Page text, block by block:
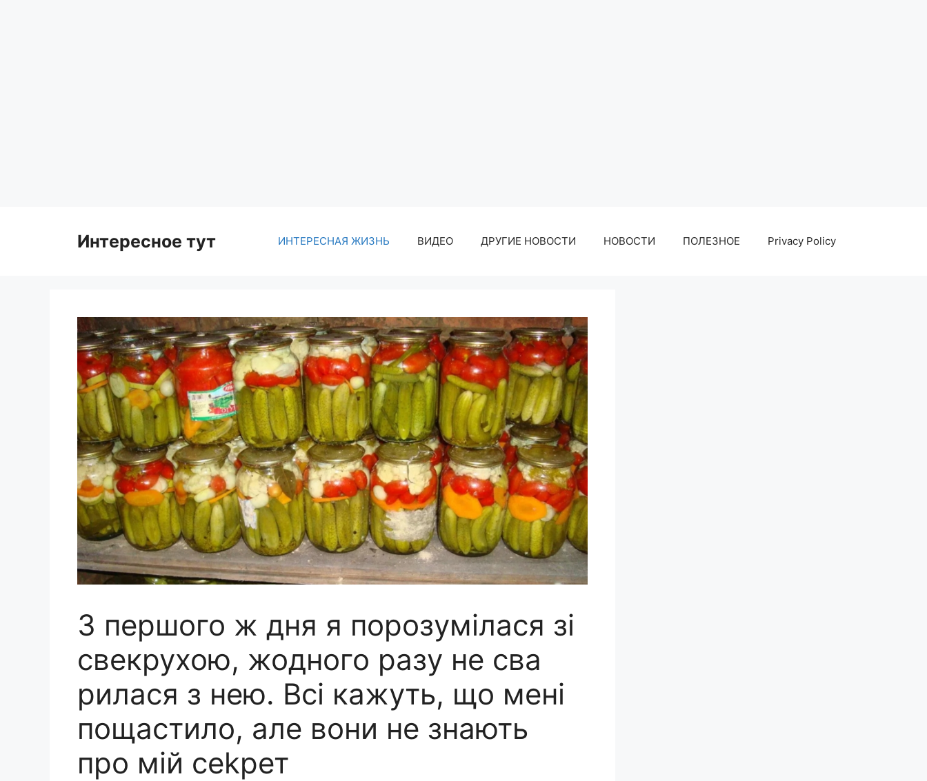
Интересное тут ИНТЕРЕСНАЯ ЖИЗНЬ ВИДЕО ДРУГИЕ НОВОСТИ НОВОСТИ ПОЛЕЗНОЕ Privacy Policy
З першого ж дня я порозумілася зі
свекрухою, жодного разу не сва
рилася з нею. Всі кажуть, що мені
пощастило, але вони не знають
про мій сеkрет